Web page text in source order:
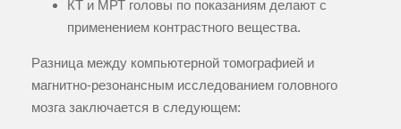
КТ и МРТ головы по показаниям делают с
применением контрастного вещества.
Разница между компьютерной томографией и
магнитно-резонансным исследованием головного
мозга заключается в следующем: